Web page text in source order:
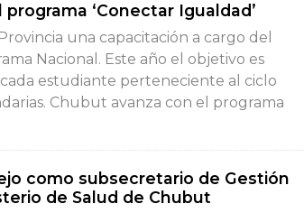
‘Conectar Igualdad’
una capacitación a cargo del
Nacional. Este año el objetivo es
estudiante perteneciente al ciclo
Chubut avanza con el programa
como subsecretario de Gestión
de Salud de Chubut